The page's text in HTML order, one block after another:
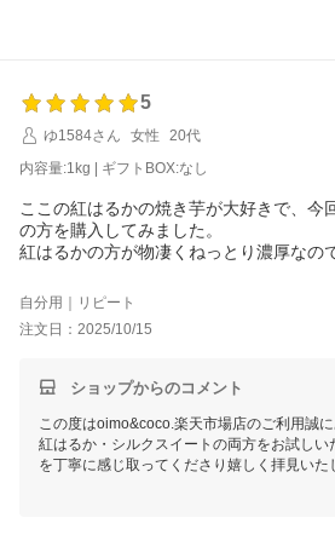
自然のもののため個体差が出る場合もござ
たく感じております。
またのご利用を心よりお待ちしております。
5
ゆ1584さん
女性
20代
内容量:1kg | ギフトBOX:なし
ここの紅はるかの焼き芋が大好きで、今
の方を購入してみました。
紅はるかの方が物凄くねっとり濃厚なの
れに比べると少しだけあっさり目です
あって食感もなめらかで美味しかったで
味でもはや焼き芋感が無い、ほぼスイー
「すごく美味しい焼き芋」って感じです(
追記:今日食べたものは紅はるか同様、ほ
自分用｜リピート
注文日：2025/10/15
ショップからのコメント
この度はoimo&coco.楽天市場店のご利用誠
紅はるか・シルクスイートの両方をお試し
を丁寧に感じ取ってくださり嬉しく拝見いた
「紅はるか＝ほぼスイーツ」「シルクスイ